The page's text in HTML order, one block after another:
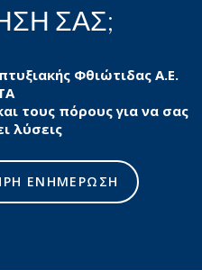
ΣΑΣ;
Φθιώτιδας Α.Ε.
τους πόρους για να σας
λύσεις
ΕΝΗΜΕΡΩΣΗ